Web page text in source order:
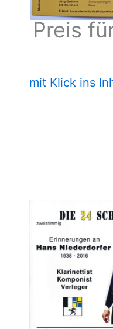
Preis
mit Klick ins